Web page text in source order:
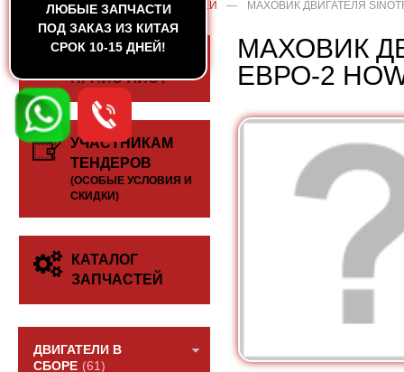
ЛЮБЫЕ ЗАПЧАСТИ
ПОД ЗАКАЗ ИЗ КИТАЯ
СРОК 10-15 ДНЕЙ!
ГЛАВНАЯ — КАТАЛОГ ЗАПЧАСТЕЙ — МАХОВИК ДВИГАТЕЛЯ
СКАЧАТЬ
ПРАЙС-ЛИСТ
УЧАСТНИКАМ
ТЕНДЕРОВ
(ОСОБЫЕ УСЛОВИЯ И
СКИДКИ)
КАТАЛОГ
ЗАПЧАСТЕЙ
ДВИГАТЕЛИ В
СБОРЕ (61)
МАХОВИК
ЕВРО-2